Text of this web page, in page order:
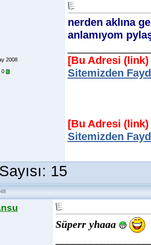
2008
0
nerden aklına
anlamıyom
[Bu Adresi
Sitemizden
[Bu Adresi
Sitemizden
15
Süperr yhaaa